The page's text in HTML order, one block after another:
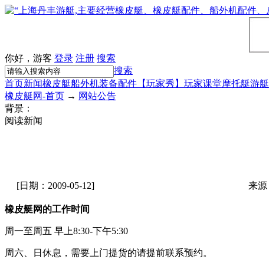
你好，游客 登录 注册 搜索
搜索
首页新闻橡皮艇船外机装备配件 【玩家秀】 玩家课堂摩托艇游
橡皮艇网-首页 → 网站公告
背景：
阅读新闻
[日期：2009-05-12] 来
橡皮艇网的工作时间
周一至周五 早上8:30-下午5:30
周六、日休息，需要上门提货的请提前联系预约。